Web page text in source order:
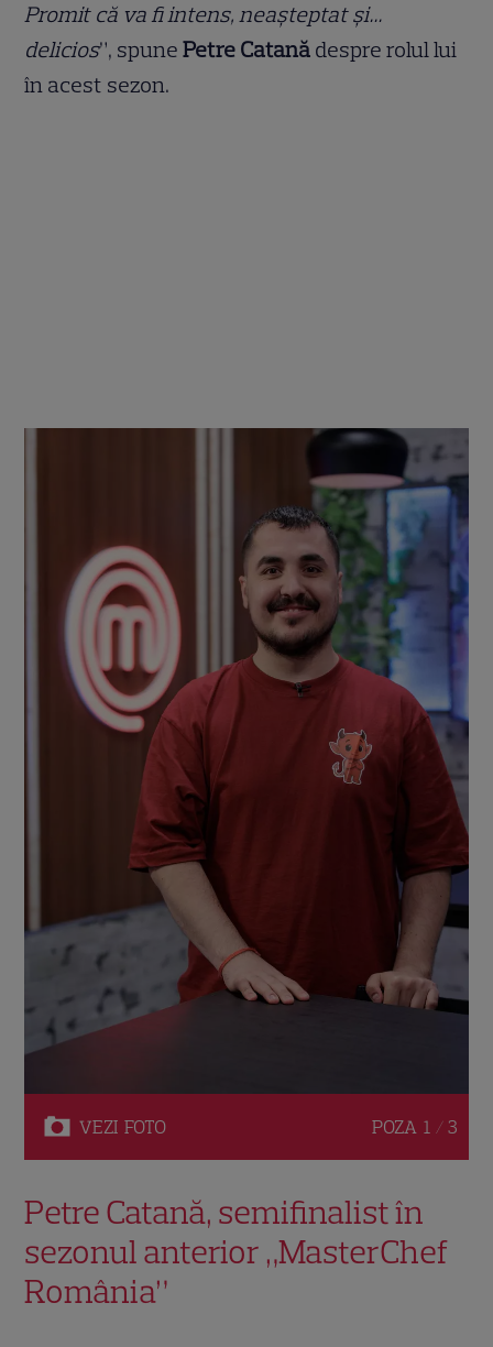
Promit că va fi intens, neașteptat și…
delicios”, spunePetre Catană despre rolul lui
în acest sezon.
VEZI FOTO POZA 1 / 3
Petre Catană, semifinalist în
sezonul anterior „MasterChef
România”